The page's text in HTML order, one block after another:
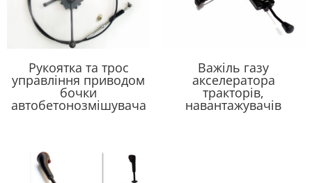
Рукоятка та трос
управління приводом
бочки
автобетонозмішувача
Важіль газу
акселератора
тракторів,
навантажувачів